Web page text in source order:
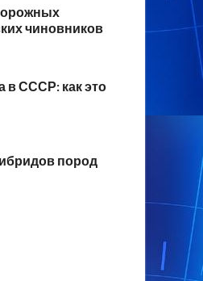
чиновников
в СССР: как это
пород